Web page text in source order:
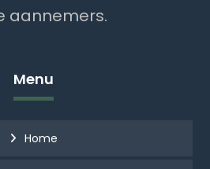
aannemers.
Menu
Home